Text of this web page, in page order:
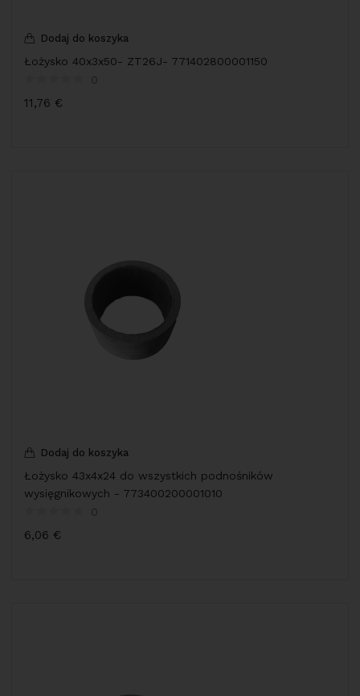
Dodaj do koszyka
Łożysko 40x3x50- ZT26J- 771402800001150
0
11,76 €
Dodaj do koszyka
Łożysko 43x4x24 do wszystkich podnośników
wysięgnikowych - 773400200001010
0
6,06 €